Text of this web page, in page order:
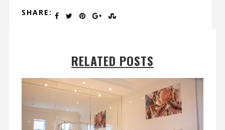
SHARE:
RELATED POSTS